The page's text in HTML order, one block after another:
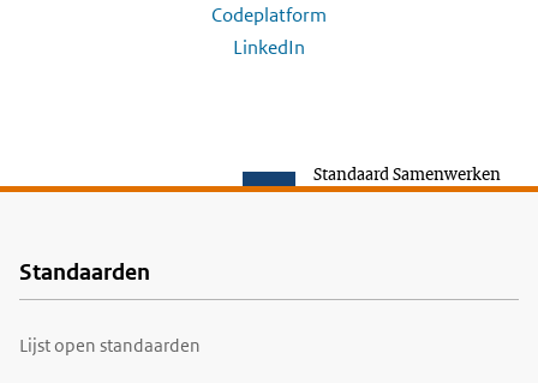
Codeplatform
LinkedIn
Standaard Samenwerken
Voet
Standaarden
Lijst open standaarden